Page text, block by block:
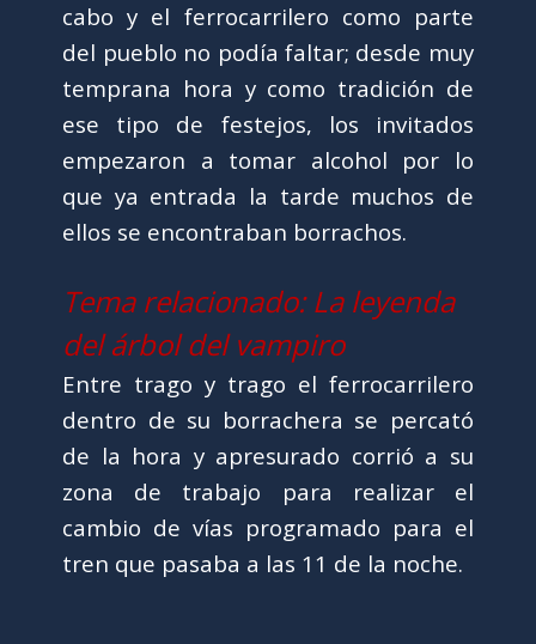
cabo y el ferrocarrilero como parte
del pueblo no podía faltar; desde muy
temprana hora y como tradición de
ese tipo de festejos, los invitados
empezaron a tomar alcohol por lo
que ya entrada la tarde muchos de
ellos se encontraban borrachos.
Tema relacionado: La leyenda
del árbol del vampiro
Entre trago y trago el ferrocarrilero
dentro de su borrachera se percató
de la hora y apresurado corrió a su
zona de trabajo para realizar el
cambio de vías programado para el
tren que pasaba a las 11 de la noche.